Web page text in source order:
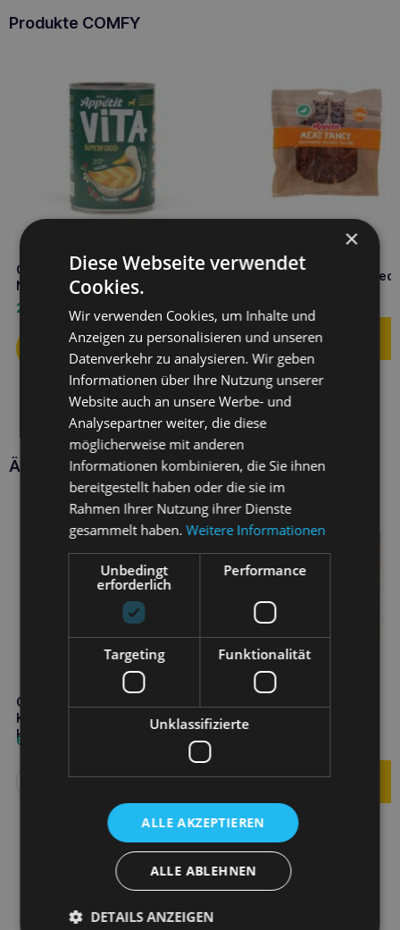
Produkte COMFY
COMFY Appetit Vita Duck 400g
Nassfutter für Hunde
2,50
COMFY Appetit Fancy
Entenbrust 500g
Ähnliche Produkte
COMFY Appetit Fancy
Kaninchen mit Reis 500g
Hundeleckerli
6,60
Hühnerbrust 500g
Hundeleckerli
×
Diese Webseite verwendet
Cookies.
Wir verwenden Cookies, um Inhalte und
Anzeigen zu personalisieren und unseren
Datenverkehr zu analysieren. Wir geben
Informationen über Ihre Nutzung unserer
Website auch an unsere Werbe- und
Analysepartner weiter, die diese
möglicherweise mit anderen
Informationen kombinieren, die Sie ihnen
bereitgestellt haben oder die sie im
Rahmen Ihrer Nutzung ihrer Dienste
gesammelt haben.Weitere Informationen
Unbedingt
erforderlich
Performance
Targeting Funktionalität
Unklassifizierte
ALLE AKZEPTIEREN
ALLE ABLEHNEN
DETAILS ANZEIGEN